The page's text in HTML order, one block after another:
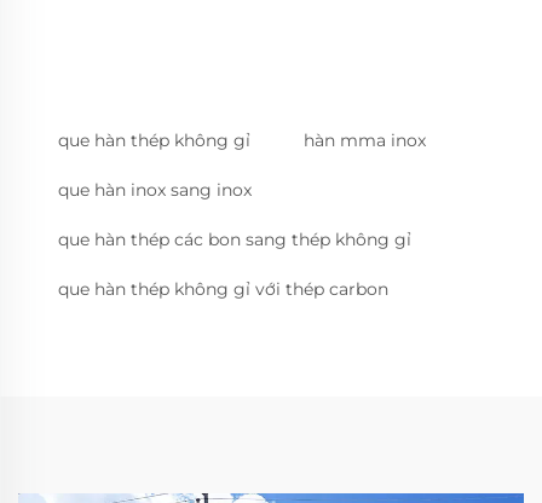
que hàn thép không gỉ hàn mma inox
que hàn inox sang inox
que hàn thép các bon sang thép không gỉ
que hàn thép không gỉ với thép carbon